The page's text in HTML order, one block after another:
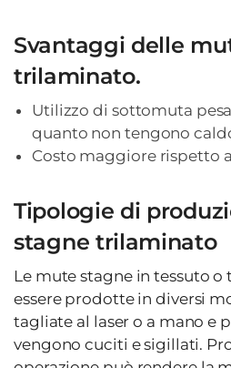
Svantaggi delle
trilaminato.
Utilizzo di sottomuta
quanto non tengono
Costo maggiore rispetto
Tipologie di
stagne trilaminato
Le mute stagne in tessuto
essere prodotte in diversi
tagliate al laser o a mano e
vengono cuciti e sigillati.